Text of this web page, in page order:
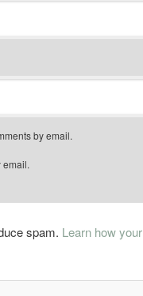
by email.
email.
spam. Learn how your